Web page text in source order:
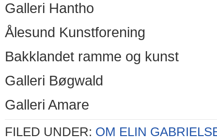
Galleri Hantho
Ålesund Kunstforening
Bakklandet ramme og kunst
Galleri Bøgwald
Galleri Amare
FILED UNDER: OM ELIN